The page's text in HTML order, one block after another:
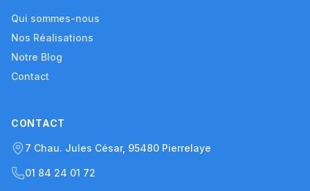
Qui sommes-nous
Nos Réalisations
Notre Blog
Contact
CONTACT
7 Chau. Jules César, 95480 Pierrelaye
01 84 24 01 72